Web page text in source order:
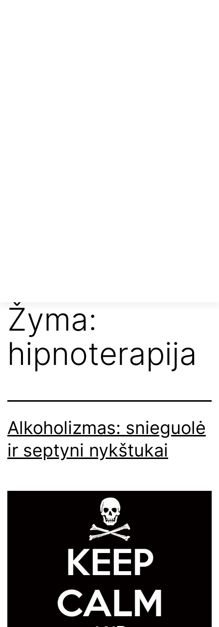
Žyma:
hipnoterapija
Alkoholizmas: snieguolė
ir septyni nykštukai